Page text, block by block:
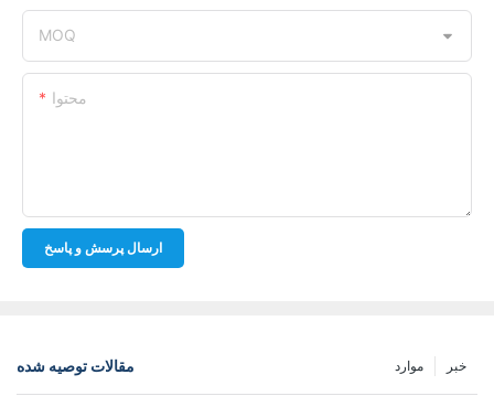
MOQ
محتوا
ارسال پرسش و پاسخ
مقالات توصیه شده خبر موارد